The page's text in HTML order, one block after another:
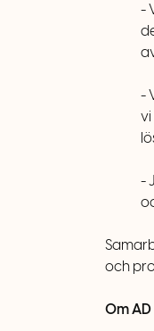
-
-
vi
-
och
Om AD